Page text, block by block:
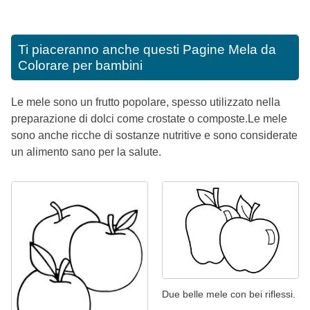
Ti piaceranno anche questi Pagine Mela da
Colorare per bambini
Le mele sono un frutto popolare, spesso utilizzato nella
preparazione di dolci come crostate o composte.Le mele
sono anche ricche di sostanze nutritive e sono considerate
un alimento sano per la salute.
Due belle mele con bei riflessi.